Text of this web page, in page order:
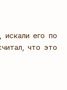
его по
что это